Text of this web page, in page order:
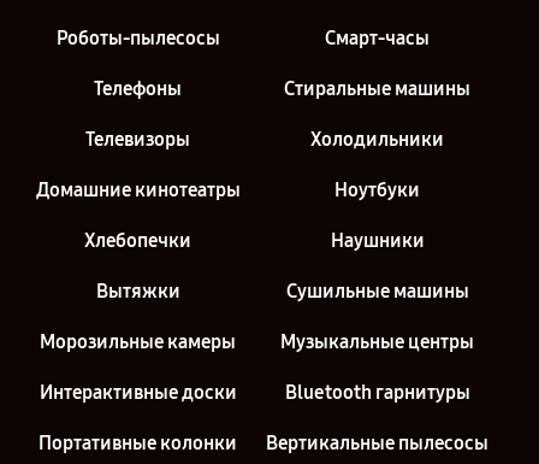
Роботы-пылесосы Смарт-часы
Телефоны Стиральные машины
Телевизоры Холодильники
Домашние кинотеатры Ноутбуки
Хлебопечки Наушники
Вытяжки Сушильные машины
Морозильные камеры Музыкальные центры
Интерактивные доски Bluetooth гарнитуры
Портативные колонки Вертикальные пылесосы